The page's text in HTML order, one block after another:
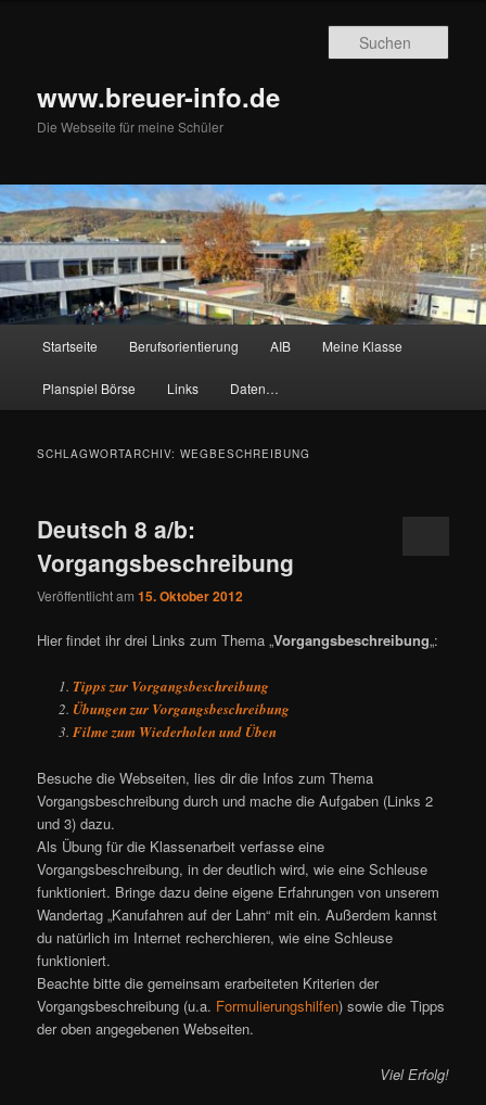
www.breuer-info.de
Die Webseite für meine Schüler
Startseite Berufsorientierung AIB Meine Klasse
Planspiel Börse Links Daten…
SCHLAGWORTARCHIV:WEGBESCHREIBUNG
Deutsch 8 a/b:
Vorgangsbeschreibung
Veröffentlicht am15. Oktober 2012
Hier findet ihr drei Links zum Thema „Vorgangsbeschreibung„:
Tipps zur Vorgangsbeschreibung
Übungen zur Vorgangsbeschreibung
Filme zum Wiederholen und Üben
Besuche die Webseiten, lies dir die Infos zum Thema
Vorgangsbeschreibung durch und mache die Aufgaben (Links 2
und 3) dazu.
Als Übung für die Klassenarbeit verfasse eine
Vorgangsbeschreibung, in der deutlich wird, wie eine Schleuse
funktioniert. Bringe dazu deine eigene Erfahrungen von unserem
Wandertag „Kanufahren auf der Lahn“ mit ein. Außerdem kannst
du natürlich im Internet recherchieren, wie eine Schleuse
funktioniert.
Beachte bitte die gemeinsam erarbeiteten Kriterien der
Vorgangsbeschreibung (u.a. Formulierungshilfen) sowie die Tipps
der oben angegebenen Webseiten.
Viel Erfolg!